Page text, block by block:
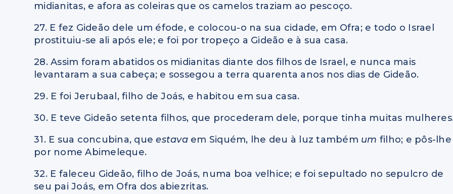
midianitas, e afora as coleiras que os camelos traziam ao pescoço.
27. E fez Gideão dele um éfode, e colocou-o na sua cidade, em Ofra; e todo o Israel
prostituiu-se ali após ele; e foi por tropeço a Gideão e à sua casa.
28. Assim foram abatidos os midianitas diante dos filhos de Israel, e nunca mais
levantaram a sua cabeça; e sossegou a terra quarenta anos nos dias de Gideão.
29. E foi Jerubaal, filho de Joás, e habitou em sua casa.
30. E teve Gideão setenta filhos, que procederam dele, porque tinha muitas
31. E sua concubina, queestava em Siquém, lhe deu à luz também um filho; e pôs-lhe
por nome Abimeleque.
32. E faleceu Gideão, filho de Joás, numa boa velhice; e foi sepultado no sepulcro de
seu pai Joás, em Ofra dos abiezritas.